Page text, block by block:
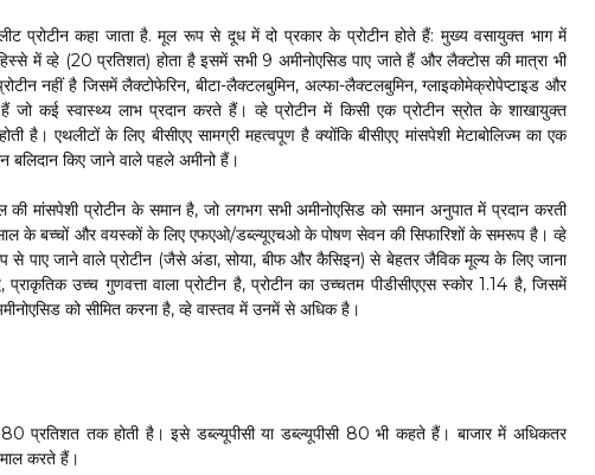
प्रोटीन कहा जाता है. मूल रूप से दूध में दो प्रकार के प्रोटीन होते हैं: मुख्य वसायुक्त भाग में
में व्हे (20 प्रतिशत) होता है इसमें सभी 9 अमीनोएसिड पाए जाते हैं और लैक्टोस की मात्रा भी
नहीं है जिसमें लैक्टोफेरिन, बीटा-लैक्टलबुमिन, अल्फा-लैक्टलबुमिन, ग्लाइकोमेक्रोपेप्टाइड और
जो कई स्वास्थ्य लाभ प्रदान करते हैं। व्हे प्रोटीन में किसी एक प्रोटीन स्रोत के शाखायुक्त
है। एथलीटों के लिए बीसीएए सामग्री महत्वपूण है क्योंकि बीसीएए मांसपेशी मेटाबोलिज्म का एक
किए जाने वाले पहले अमीनो हैं।
की मांसपेशी प्रोटीन के समान है, जो लगभग सभी अमीनोएसिड को समान अनुपात में प्रदान करती
के बच्चों और वयस्कों के लिए एफएओ/डब्ल्यूएचओ के पोषण सेवन की सिफारिशों के समरूप है। व्हे
पाए जाने वाले प्रोटीन (जैसे अंडा, सोया, बीफ और कैसिइन) से बेहतर जैविक मूल्य के लिए जाना
उच्च गुणवत्ता वाला प्रोटीन है, प्रोटीन का उच्चतम पीडीसीएएस स्कोर 1.14 है, जिसमें
को सीमित करना है, व्हे वास्तव में उनमें से अधिक है।
प्रतिशत तक होती है। इसे डब्ल्यूपीसी या डब्ल्यूपीसी 80 भी कहते हैं। बाजार में अधिकतर
करते हैं।